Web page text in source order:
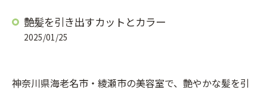
艶髪を引き出すカットとカラー
2025/01/25
神奈川県海老名市・綾瀬市の美容室で、艶やかな髪を引